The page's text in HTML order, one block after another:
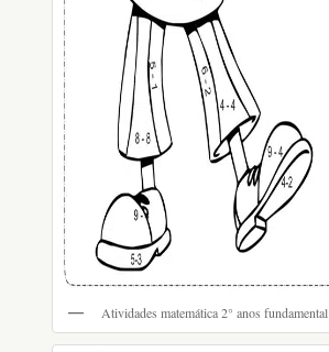
Atividades matemática 2° anos fundamental